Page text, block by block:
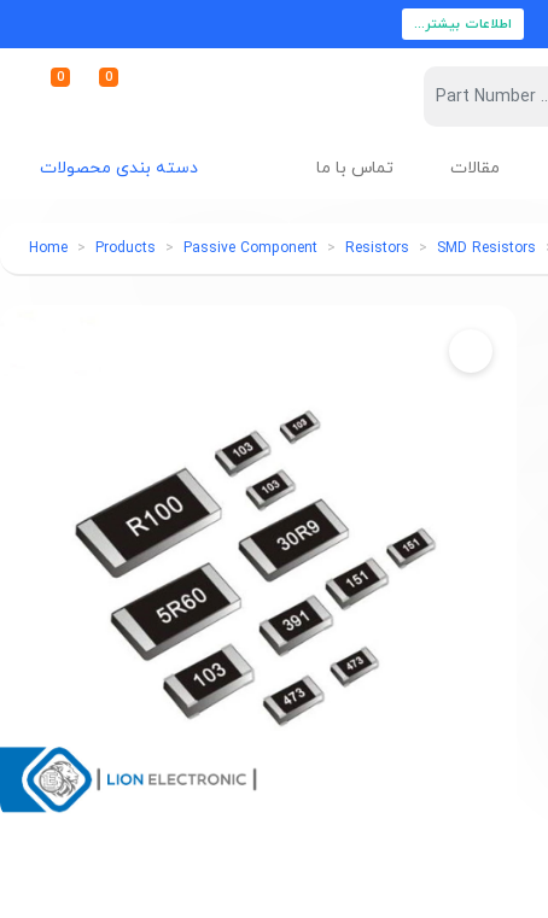
اطلاعات بیشتر...
0 0
دسته بندی محصولات مقالات تماس با ما
Home Products Passive Component Resistors SMD Resistors